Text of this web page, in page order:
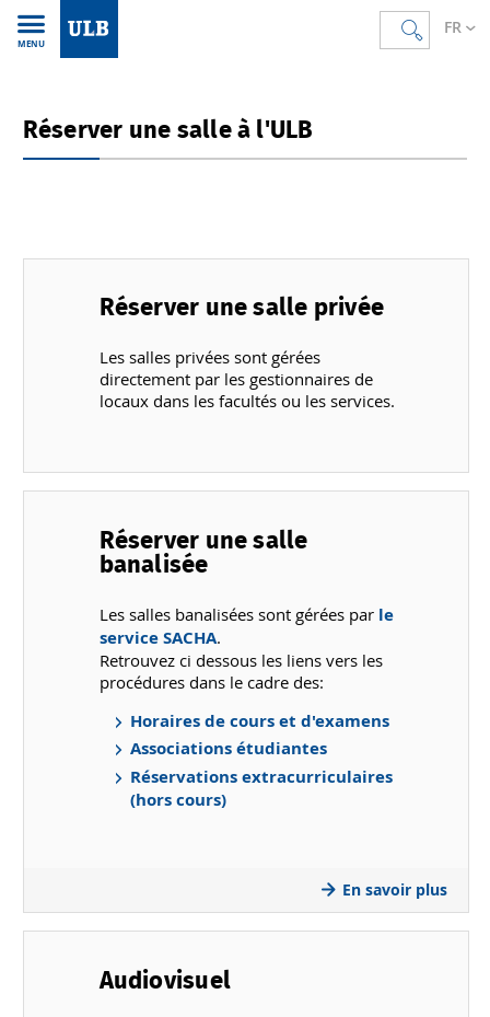
FR
MENU
Réserver une salle à l'ULB
Réserver une salle privée
Les salles privées sont gérées
directement par les gestionnaires de
locaux dans les facultés ou les services.
Réserver une salle
banalisée
Les salles banalisées sont gérées par le
service SACHA.
Retrouvez ci dessous les liens vers les
procédures dans le cadre des:
Horaires de cours et d'examens
Associations étudiantes
Réservations extracurriculaires
(hors cours)
En savoir plus
Audiovisuel